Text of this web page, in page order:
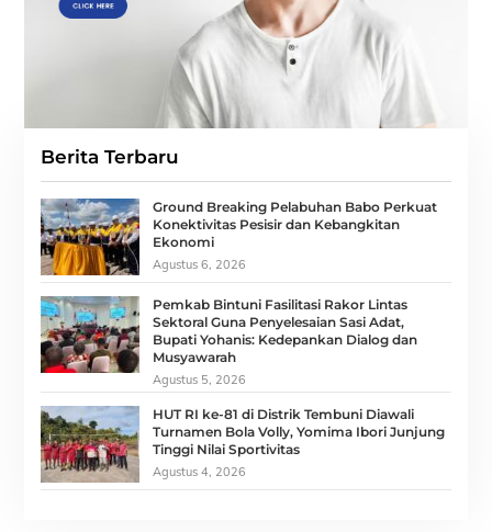
Berita Terbaru
Ground Breaking Pelabuhan Babo Perkuat
Konektivitas Pesisir dan Kebangkitan
Ekonomi
Agustus 6, 2026
Pemkab Bintuni Fasilitasi Rakor Lintas
Sektoral Guna Penyelesaian Sasi Adat,
Bupati Yohanis: Kedepankan Dialog dan
Musyawarah
Agustus 5, 2026
HUT RI ke-81 di Distrik Tembuni Diawali
Turnamen Bola Volly, Yomima Ibori Junjung
Tinggi Nilai Sportivitas
Agustus 4, 2026